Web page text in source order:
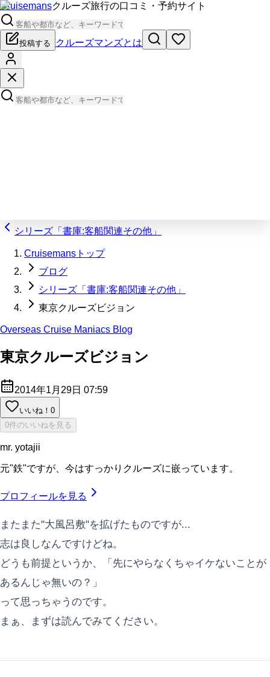
Cruisemansクルーズ旅行の口コミ・予約サイト
投稿する クルーズマンズとは
シリーズ「書庫:客船関連その他」
Cruisemansトップ
ブログ
シリーズ「書庫:客船関連その他」
東京クルーズビジョン
Overseas Cruise Maniacs Blog
東京クルーズビジョン
2014年1月29日 07:59
いいね！ 0
0件のいいねを見る
mr. yotajii
元"鉄"ですが、今はすっかりクルーズに嵌っています。
プロフィールを見る
またまた"大風呂敷"を拡げたものですが...
志は良しなんですけどね。
どうも前提というか、「先にやらなくちゃイケないことが
あるんじゃ無いの？」
って思っちゃうのです。
まぁ、まずは読んでみてください。